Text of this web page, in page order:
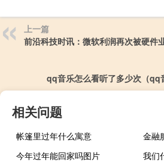
上一篇
前沿科技时讯：微软利润再次被硬件
qq音乐怎么看听了多少次（qq
相关问题
帐篷里过年什么寓意
金融
今年过年能回家吗图片
我们